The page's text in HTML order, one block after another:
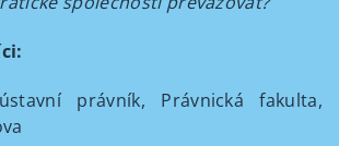
právník, Právnická fakulta,